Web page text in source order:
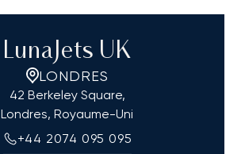
LunaJets UK
LONDRES
42 Berkeley Square,
Londres, Royaume-Uni
+44 2074 095 095